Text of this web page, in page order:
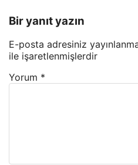
Bir yanıt yazın
E-posta adresiniz
ile işaretlenmişlerdir
Yorum *